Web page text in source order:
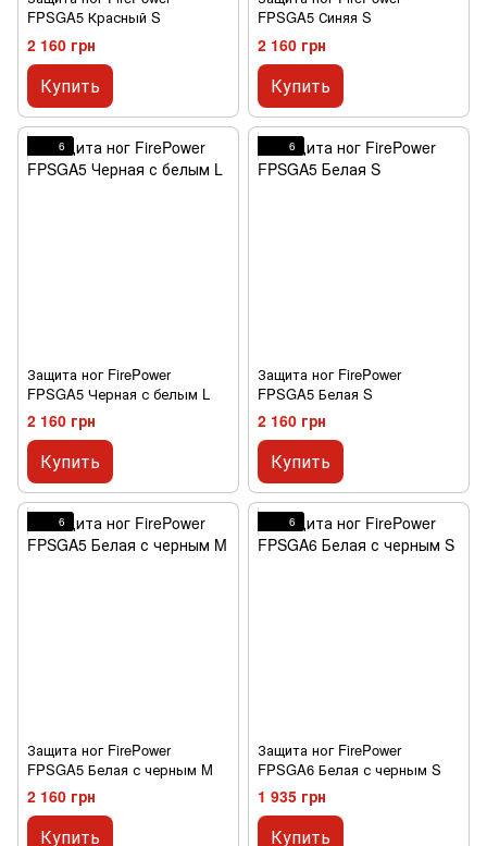
FPSGA5 Красный S
2 160 грн
Купить
FPSGA5 Синяя S
2 160 грн
Купить
6
Защита ног FirePower
FPSGA5 Черная с белым L
2 160 грн
Купить
6
Защита ног FirePower
FPSGA5 Белая S
2 160 грн
Купить
6
Защита ног FirePower
FPSGA5 Белая с черным M
2 160 грн
Купить
6
Защита ног FirePower
FPSGA6 Белая с черным S
1 935 грн
Купить